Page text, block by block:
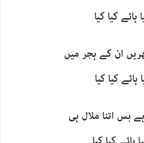
ہائے کیا کیا
ان کے ہجر میں
ہائے کیا کیا
بس اتنا ملال ہی